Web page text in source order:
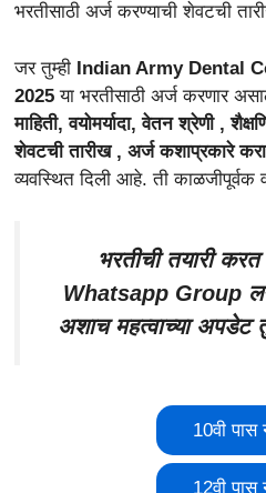
भरतीसाठी अर्ज करण्याची शेवटची
जर तुम्ही Indian Army Dental
2025 या भरतीसाठी अर्ज करणार
माहिती, वयोमर्यादा, वेतन श्रेणी ,
शेवटची तारीख , अर्ज कशाप्रकारे
व्यवस्थित दिली आहे. ती काळजीपूर्वक
भरतीची तयारी
Whatsapp Group
अशाच महत्वाच्या अपडेट
10वी पास
12वी पास